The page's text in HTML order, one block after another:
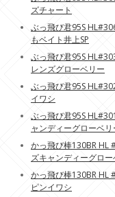
ズチャート
ぶっ飛び君95S
もベイト井上SP
ぶっ飛び君95S
レンズグローベリー
ぶっ飛び君95S
イワシ
ぶっ飛び君95S
ャンディーグローベリ
かっ飛び棒130BR HL
ズキャンディーグロー
かっ飛び棒130BR HL
ピンイワシ